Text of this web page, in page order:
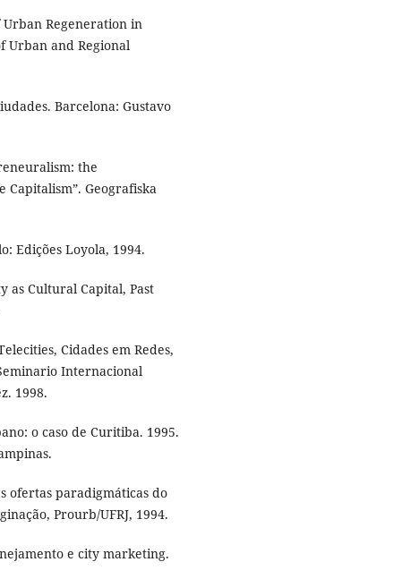
Urban Regeneration in
Urban and Regional
Barcelona: Gustavo
the
Geografiska
Edições Loyola, 1994.
as Cultural Capital, Past
Cidades em Redes,
Internacional
1998.
o caso de Curitiba. 1995.
ofertas paradigmáticas do
Prourb/UFRJ, 1994.
e city marketing.